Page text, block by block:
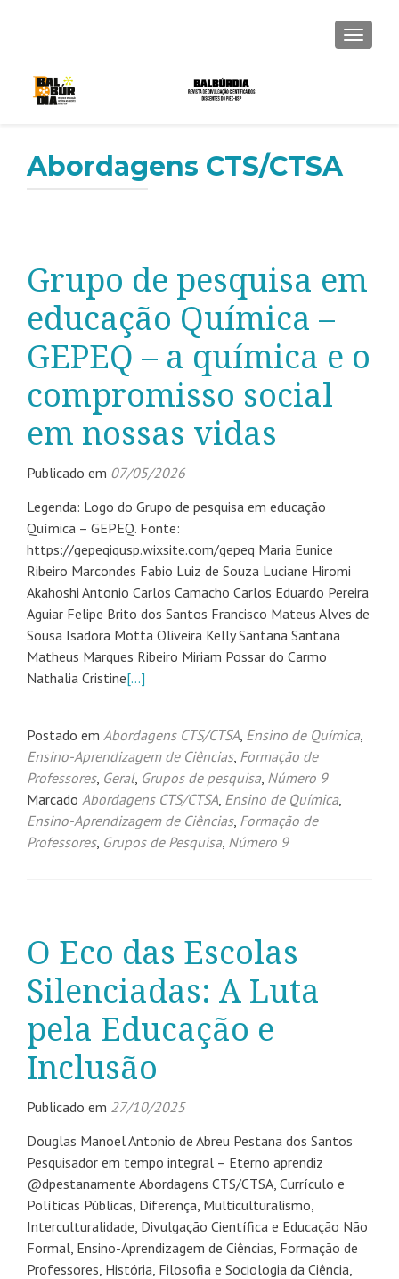
Abordagens CTS/CTSA
Grupo de pesquisa em
educação Química –
GEPEQ – a química e o
compromisso social
em nossas vidas
Publicado em 07/05/2026
Legenda: Logo do Grupo de pesquisa em educação
Química – GEPEQ. Fonte:
https://gepeqiqusp.wixsite.com/gepeq Maria Eunice
Ribeiro Marcondes Fabio Luiz de Souza Luciane Hiromi
Akahoshi Antonio Carlos Camacho Carlos Eduardo Pereira
Aguiar Felipe Brito dos Santos Francisco Mateus Alves de
Sousa Isadora Motta Oliveira Kelly Santana Santana
Matheus Marques Ribeiro Miriam Possar do Carmo
Nathalia Cristine[…]
Postado em Abordagens CTS/CTSA, Ensino de Química,
Ensino-Aprendizagem de Ciências, Formação de
Professores, Geral, Grupos de pesquisa, Número 9
Marcado Abordagens CTS/CTSA, Ensino de Química,
Ensino-Aprendizagem de Ciências, Formação de
Professores, Grupos de Pesquisa, Número 9
O Eco das Escolas
Silenciadas: A Luta
pela Educação e
Inclusão
Publicado em 27/10/2025
Douglas Manoel Antonio de Abreu Pestana dos Santos
Pesquisador em tempo integral – Eterno aprendiz
@dpestanamente Abordagens CTS/CTSA, Currículo e
Políticas Públicas, Diferença, Multiculturalismo,
Interculturalidade, Divulgação Científica e Educação Não
Formal, Ensino-Aprendizagem de Ciências, Formação de
Professores, História, Filosofia e Sociologia da Ciência,